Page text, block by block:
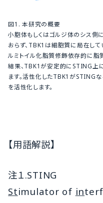
図1. 本研究の概要
小胞体もしくはゴルジ体のシス側
おらず、TBK1は細胞質に局在し
ルミトイル化脂質修飾依存的に脂
結果、TBK1が安定的にSTING上
ます。活性化したTBK1がSTING
を活性化します。
【用語解説】
注１.STING
Stimulator of in